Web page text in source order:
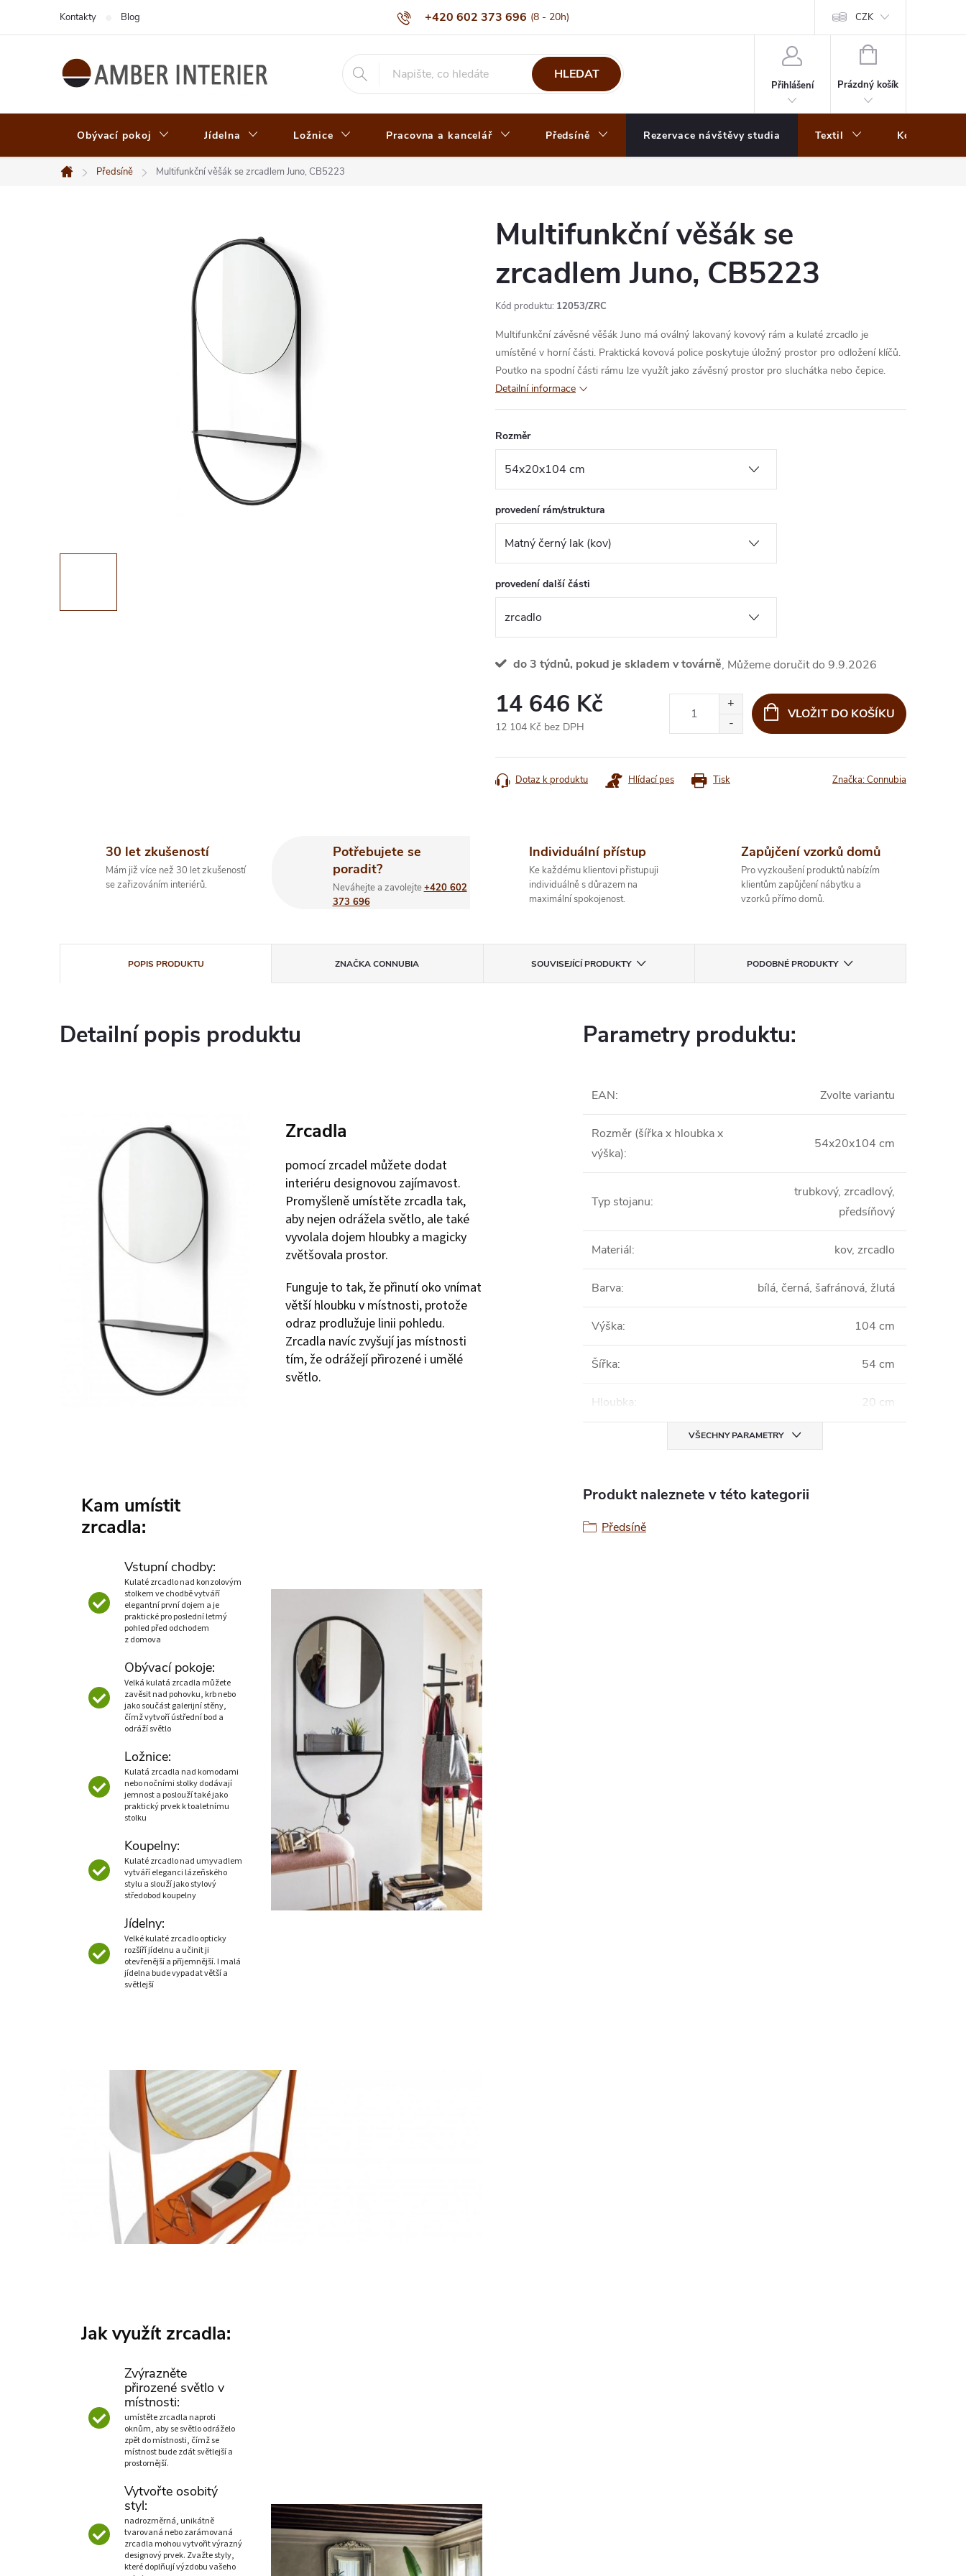
+420 602 373 696
Kontakty Blog CZK
HLEDAT
Přihlášení
NÁKUPNÍ
Prázdný košík
Obývací pokoj Jídelna Ložnice Pracovna a kancelář Předsíně Rezervace návštěvy studia Textil Koberce
Domů
Předsíně Multifunkční věšák se zrcadlem Juno, CB5223
Multifunkční věšák se
zrcadlem Juno, CB5223
Kód produktu: 12053/ZRC
Multifunkční závěsné věšák Juno má oválný lakovaný kovový rám a kulaté zrcadlo je
umístěné v horní části. Praktická kovová police poskytuje úložný prostor pro odložení klíčů.
Poutko na spodní části rámu lze využít jako závěsný prostor pro sluchátka nebo čepice.
Detailní informace
Rozměr
provedení rám/struktura
provedení další části
do 3 týdnů, pokud je skladem v továrně 9.9.2026
14 646 Kč
12 104 Kč bez DPH
cena:
VLOŽIT DO KOŠÍKU
Tisk
Dotaz k produktu Hlídací pes Značka:Connubia
30 let zkušeností
Mám již více než 30 let zkušeností
se zařizováním interiérů.
Potřebujete se
poradit?
Neváhejte a zavolejte+420 602
373 696
Individuální přístup
Ke každému klientovi přistupuji
individuálně s důrazem na
maximální spokojenost.
Zapůjčení vzorků domů
Pro vyzkoušení produktů nabízím
klientům zapůjčení nábytku a
vzorků přímo domů.
POPIS PRODUKTU ZNAČKACONNUBIA SOUVISEJÍCÍ PRODUKTY PODOBNÉ PRODUKTY
Detailní popis produktu
Zrcadla
pomocí zrcadel můžete dodat
interiéru designovou zajímavost.
Promyšleně umístěte zrcadla tak,
aby nejen odrážela světlo, ale také
vyvolala dojem hloubky a magicky
zvětšovala prostor.
Funguje to tak, že přinutí oko vnímat
větší hloubku v místnosti, protože
odraz prodlužuje linii pohledu.
Zrcadla navíc zvyšují jas místnosti
tím, že odrážejí přirozené i umělé
světlo.
Kam umístit
zrcadla:
Vstupní chodby:
Kulaté zrcadlo nad konzolovým
stolkem ve chodbě vytváří
elegantní první dojem a je
praktické pro poslední letmý
pohled před odchodem
z domova
Obývací pokoje:
Velká kulatá zrcadla můžete
zavěsit nad pohovku, krb nebo
jako součást galerijní stěny,
čímž vytvoří ústřední bod a
odráží světlo
Ložnice:
Kulatá zrcadla nad komodami
nebo nočními stolky dodávají
jemnost a poslouží také jako
praktický prvek k toaletnímu
stolku
Koupelny:
Kulaté zrcadlo nad umyvadlem
vytváří eleganci lázeňského
stylu a slouží jako stylový
středobod koupelny
Jídelny:
Velké kulaté zrcadlo opticky
rozšíří jídelnu a učinit ji
otevřenější a příjemnější. I malá
jídelna bude vypadat větší a
světlejší
Jak využít zrcadla:
Zvýrazněte
přirozené světlo v
místnosti:
umístěte zrcadla naproti
oknům, aby se světlo odráželo
zpět do místnosti, čímž se
místnost bude zdát světlejší a
prostornější.
Vytvořte osobitý
styl:
nadrozměrná, unikátně
tvarovaná nebo zarámovaná
zrcadla mohou vytvořit výrazný
designový prvek. Zvažte styly,
které doplňují výzdobu vašeho
Parametry produktu:
EAN: Zvolte variantu
Rozměr (šířka x hloubka x
výška):
54x20x104 cm
Typ stojanu:
trubkový, zrcadlový,
předsíňový
Materiál: kov, zrcadlo
Barva: bílá, černá, šafránová, žlutá
Výška: 104 cm
Šířka: 54 cm
Hloubka: 20 cm
VŠECHNY PARAMETRY
Produkt naleznete v této kategorii
Předsíně